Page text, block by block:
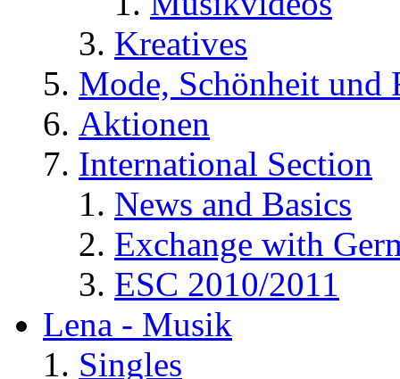
Kreatives
Mode, Schönheit und
Aktionen
International Section
News and Basics
Exchange with
ESC 2010/2011
Lena - Musik
Singles